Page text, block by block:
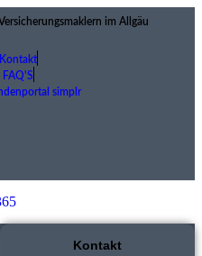
im Allgäu
Kontakt
FAQ'S
simplr
Kontakt